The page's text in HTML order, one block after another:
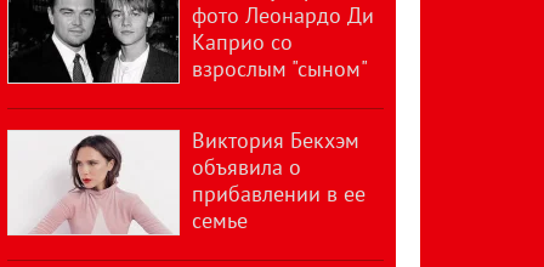
фото Леонардо Ди
Каприо со
взрослым "сыном"
Виктория Бекхэм
объявила о
прибавлении в ее
семье